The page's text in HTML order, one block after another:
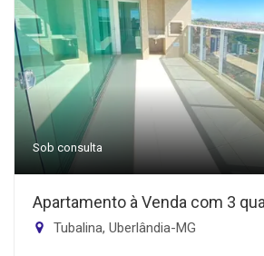
Sob consulta
Apartamento à Venda com 3
Tubalina, Uberlândia-MG